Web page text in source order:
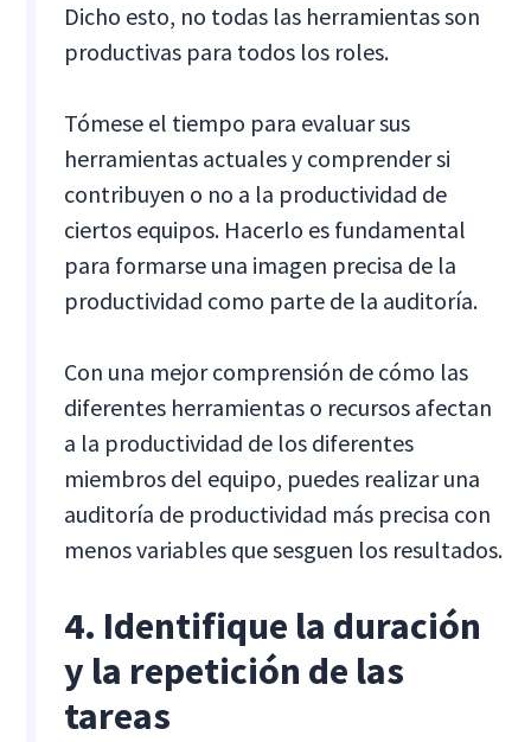
Dicho esto, no todas las herramientas son
productivas para todos los roles.
Tómese el tiempo para evaluar sus
herramientas actuales y comprender si
contribuyen o no a la productividad de
ciertos equipos. Hacerlo es fundamental
para formarse una imagen precisa de la
productividad como parte de la auditoría.
Con una mejor comprensión de cómo las
diferentes herramientas o recursos afectan
a la productividad de los diferentes
miembros del equipo, puedes realizar una
auditoría de productividad más precisa con
menos variables que sesguen los resultados.
4. Identifique la duración
y la repetición de las
tareas